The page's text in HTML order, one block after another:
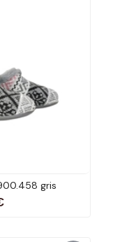
gris